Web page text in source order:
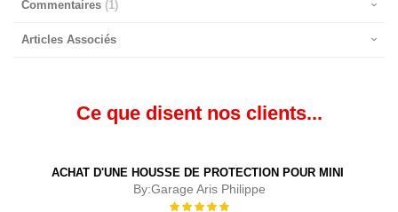
Commentaires 1
Articles Associés
Ce que disent nos clients...
ACHAT D'UNE HOUSSE DE PROTECTION POUR MINI
By:Garage Aris Philippe
Évaluation :